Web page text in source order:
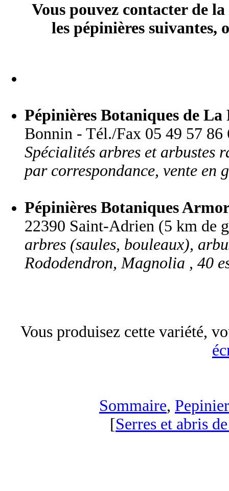
Vous pouvez contacter de
les pépinières
Pépinières Botaniques de La
Bonnin - Tél./Fax 05 49 57
Spécialités arbres et arbustes
par correspondance, vente en
Pépinières Botaniques
22390 Saint-Adrien (5 km de
arbres (saules, bouleaux),
Rododendron, Magnolia , 40
Vous produisez cette variété,
Sommaire,
[Serres et abris